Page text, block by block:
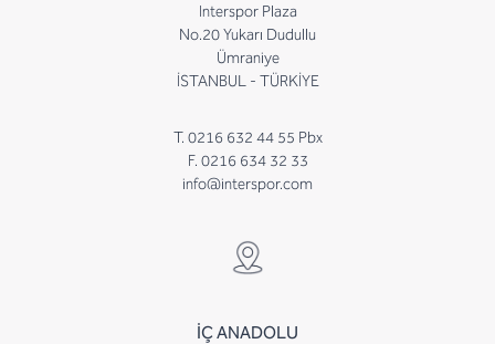
Interspor Plaza
No.20 Yukarı Dudullu
Ümraniye
İSTANBUL - TÜRKİYE
T. 0216 632 44 55 Pbx
F. 0216 634 32 33
info@interspor.com
İÇ ANADOLU